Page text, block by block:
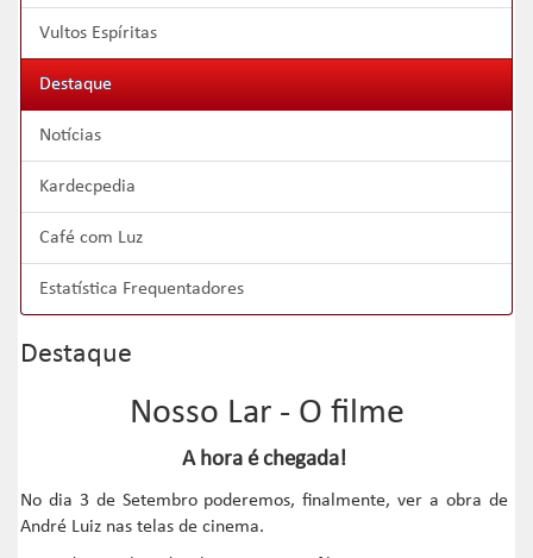
Vultos Espíritas
Destaque
Notícias
Kardecpedia
Café com Luz
Estatística Frequentadores
Destaque
Nosso Lar - O filme
A hora é chegada!
No dia 3 de Setembro poderemos, finalmente, ver a obra de
André Luiz nas telas de cinema.